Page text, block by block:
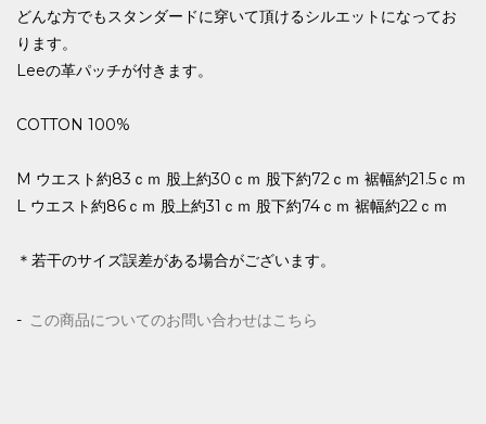
どんな方でもスタンダードに穿いて頂けるシルエットになってお
ります。
Leeの革パッチが付きます。
COTTON 100%
M ウエスト約83ｃｍ 股上約30ｃｍ 股下約72ｃｍ 裾幅約21.5ｃｍ
L ウエスト約86ｃｍ 股上約31ｃｍ 股下約74ｃｍ 裾幅約22ｃｍ
＊若干のサイズ誤差がある場合がございます。
この商品についてのお問い合わせはこちら